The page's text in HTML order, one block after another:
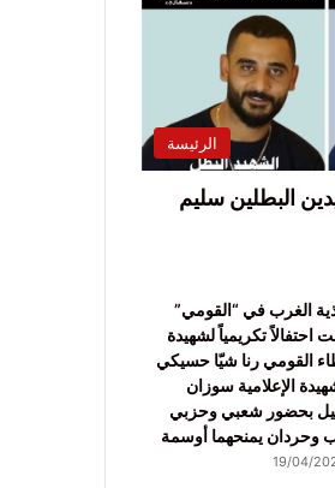
الرئيسة
البطلين سليم
الغرب في “القومي”
احتفالاً تكريمياً لشهيدة
القومي رنا شيّا حسيكي
الإعلامية سوزان
بحضور شعبي وحزبي
وحردان يمنحهما أوسمة
19/04/